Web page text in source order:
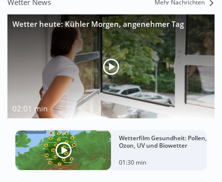
Wetter News Mehr Nachrichten
Wetter heute: Kühler Morgen, angenehmer Tag
02:01 min
Wetterfilm Gesundheit: Pollen,
Ozon, UV und Biowetter
01:30 min